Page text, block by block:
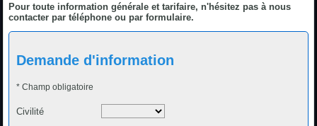
Pour toute information générale et tarifaire, n'hésitez pas à nous
contacter par téléphone ou par formulaire.
Demande d'information
* Champ obligatoire
Civilité